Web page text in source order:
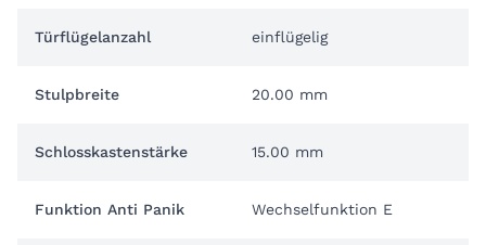
Türflügelanzahl einflügelig
Stulpbreite 20.00 mm
Schlosskastenstärke 15.00 mm
Funktion Anti Panik Wechselfunktion E